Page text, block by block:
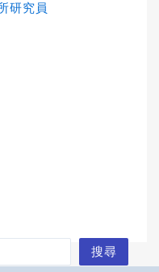
研究員
搜尋